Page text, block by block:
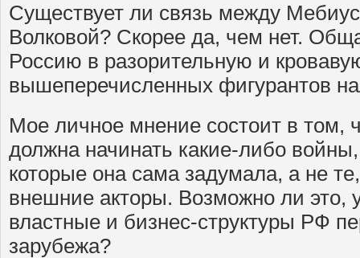
Существует ли связь между
Волковой? Скорее да, чем нет.
Россию в разорительную и
вышеперечисленных фигурантов
Мое личное мнение состоит в том,
должна начинать какие-либо
которые она сама задумала, а не
внешние акторы. Возможно ли это,
властные и бизнес-структуры РФ
зарубежа?